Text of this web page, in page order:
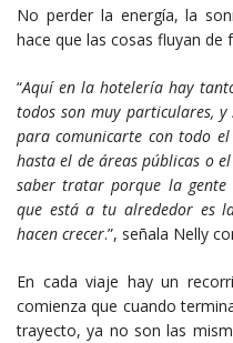
No perder la energía, la
hace que las cosas fluyan de
“Aquí en la hotelería hay
todos son muy particulares,
para comunicarte con todo
hasta el de áreas públicas o
saber tratar porque la gente
que está a tu alrededor es
hacen crecer.”, señala Nelly
En cada viaje hay un
comienza que cuando
trayecto, ya no son las